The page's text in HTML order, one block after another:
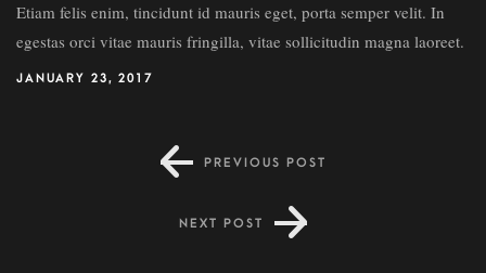
Etiam felis enim, tincidunt id mauris eget, porta semper velit. In
egestas orci vitae mauris fringilla, vitae sollicitudin magna laoreet.
JANUARY 23, 2017
PREVIOUS POST
NEXT POST